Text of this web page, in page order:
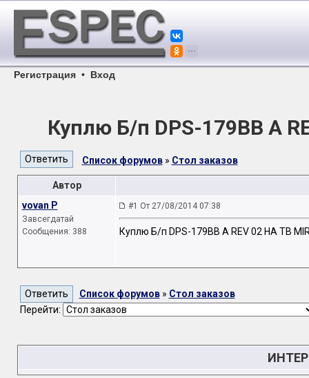
Регистрация • Вход
Куплю Б/п DPS-179BB A
Список форумов» Стол заказов
Автор
vovan P
Завсегдатай
Сообщения: 388
#1 От 27/08/2014 07:38
Куплю Б/п DPS-179BB A REV 02 НА ТВ
Список форумов» Стол заказов
Перейти: